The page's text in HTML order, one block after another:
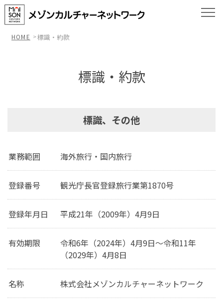
HOME 標識・約款
標識・約款
標識、その他
業務範囲 海外旅行・国内旅行
登録番号 観光庁長官登録旅行業第1870号
登録年月日 平成21年（2009年）4月9日
有効期限
令和6年（2024年）4月9日～令和11年
（2029年）4月8日
名称 株式会社メゾンカルチャーネットワーク